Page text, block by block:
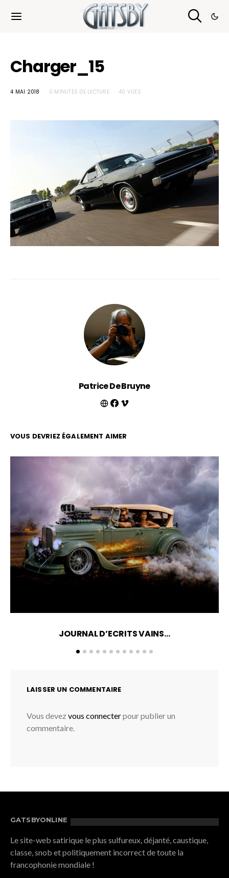
Charger_15
4 MAI 2018 0 MINUTES DE LECTURE 40 VUES
Patrice De Bruyne
VOUS DEVRIEZ ÉGALEMENT AIMER
JOURNAL D’ECRITS VAINS…
LAISSER UN COMMENTAIRE
Vous devez vous connecterpour publier un
commentaire.
GATSBYONLINE
Le site-web satirique le plus sulfureux, déjanté, caustique,
classe, snob et politiquement incorrect de toute la
francophonie mondiale !
Cookies management panel